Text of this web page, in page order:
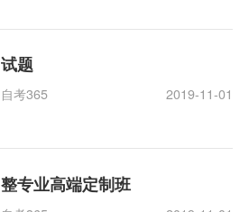
试题
自考365 2019-11-01
整专业高端定制班